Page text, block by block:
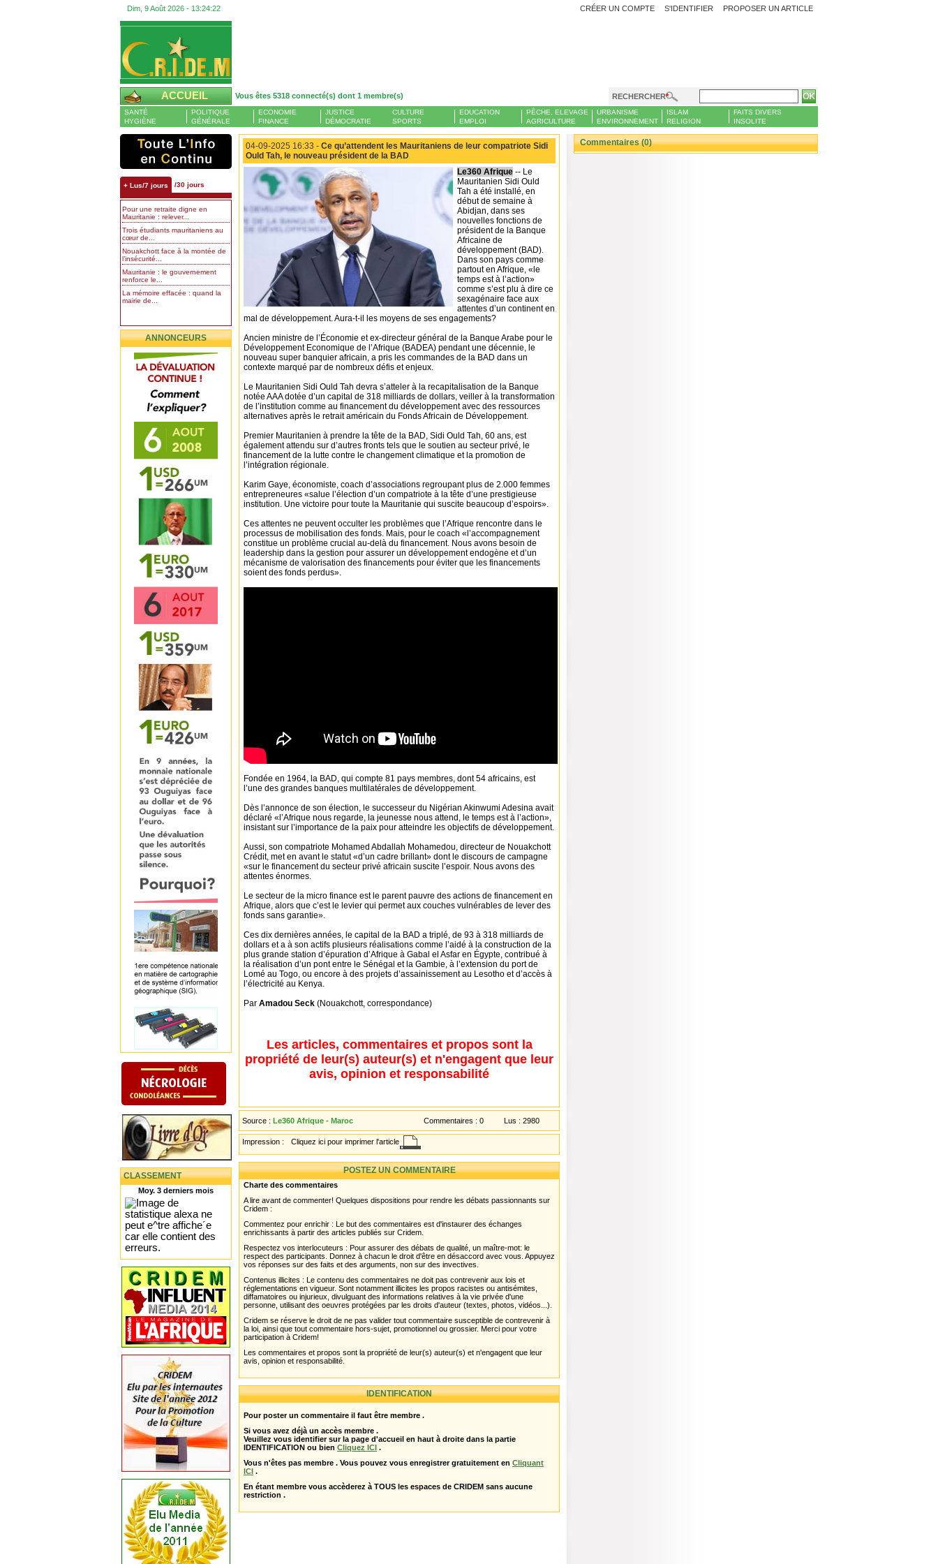
Dim, 9 Août 2026 - 13:24:23 PROPOSER UN ARTICLE
CRÉER UN COMPTE S'IDENTIFIER
ACCUEIL Vous êtes 5318 connecté(s) dont 1 membre(s) RECHERCHER
SANTÉ
HYGIÈNE
POLITIQUE
GÉNÉRALE
ECONOMIE
FINANCE
JUSTICE
DÉMOCRATIE
CULTURE
SPORTS
EDUCATION
EMPLOI
PÊCHE, ELEVAGE
AGRICULTURE
URBANISME
ENVIRONNEMENT
ISLAM
RELIGION
FAITS DIVERS
INSOLITE
+ Lus/7 jours /30 jours
Pour une retraite digne en
Mauritanie : relever...
Trois étudiants mauritaniens au
cœur de...
Nouakchott face à la montée de
l’insécurité...
Mauritanie : le gouvernement
renforce le...
La mémoire effacée : quand la
mairie de...
ANNONCEURS
CLASSEMENT
Moy. 3 derniers mois
04-09-2025 16:33 - Ce qu’attendent les Mauritaniens de leur compatriote Sidi
Ould Tah, le nouveau président de la BAD
Le360 Afrique -- Le
Mauritanien Sidi Ould
Tah a été installé, en
début de semaine à
Abidjan, dans ses
nouvelles fonctions de
président de la Banque
Africaine de
développement (BAD).
Dans son pays comme
partout en Afrique, «le
temps est à l’action»
comme s’est plu à dire ce
sexagénaire face aux
attentes d’un continent en
mal de développement. Aura-t-il les moyens de ses engagements?
Ancien ministre de l’Économie et ex-directeur général de la Banque Arabe pour le
Développement Economique de l’Afrique (BADEA) pendant une décennie, le
nouveau super banquier africain, a pris les commandes de la BAD dans un
contexte marqué par de nombreux défis et enjeux.
Le Mauritanien Sidi Ould Tah devra s’atteler à la recapitalisation de la Banque
notée AAA dotée d’un capital de 318 milliards de dollars, veiller à la transformation
de l’institution comme au financement du développement avec des ressources
alternatives après le retrait américain du Fonds Africain de Développement.
Premier Mauritanien à prendre la tête de la BAD, Sidi Ould Tah, 60 ans, est
également attendu sur d’autres fronts tels que le soutien au secteur privé, le
financement de la lutte contre le changement climatique et la promotion de
l’intégration régionale.
Karim Gaye, économiste, coach d’associations regroupant plus de 2.000 femmes
entrepreneures «salue l’élection d’un compatriote à la tête d’une prestigieuse
institution. Une victoire pour toute la Mauritanie qui suscite beaucoup d’espoirs».
Ces attentes ne peuvent occulter les problèmes que l’Afrique rencontre dans le
processus de mobilisation des fonds. Mais, pour le coach «l’accompagnement
constitue un problème crucial au-delà du financement. Nous avons besoin de
leadership dans la gestion pour assurer un développement endogène et d’un
mécanisme de valorisation des financements pour éviter que les financements
soient des fonds perdus».
Fondée en 1964, la BAD, qui compte 81 pays membres, dont 54 africains, est
l’une des grandes banques multilatérales de développement.
Dès l’annonce de son élection, le successeur du Nigérian Akinwumi Adesina avait
déclaré «l’Afrique nous regarde, la jeunesse nous attend, le temps est à l’action»,
insistant sur l’importance de la paix pour atteindre les objectifs de développement.
Aussi, son compatriote Mohamed Abdallah Mohamedou, directeur de Nouakchott
Crédit, met en avant le statut «d’un cadre brillant» dont le discours de campagne
«sur le financement du secteur privé africain suscite l’espoir. Nous avons des
attentes énormes.
Le secteur de la micro finance est le parent pauvre des actions de financement en
Afrique, alors que c’est le levier qui permet aux couches vulnérables de lever des
fonds sans garantie».
Ces dix dernières années, le capital de la BAD a triplé, de 93 à 318 milliards de
dollars et a à son actifs plusieurs réalisations comme l’aidé à la construction de la
plus grande station d’épuration d’Afrique à Gabal el Asfar en Égypte, contribué à
la réalisation d’un pont entre le Sénégal et la Gambie, à l’extension du port de
Lomé au Togo, ou encore à des projets d’assainissement au Lesotho et d’accès à
l’électricité au Kenya.
Par Amadou Seck (Nouakchott, correspondance)
Les articles, commentaires et propos sont la
propriété de leur(s) auteur(s) et n'engagent que leur
avis, opinion et responsabilité
Source : Le360 Afrique - Maroc Commentaires : 0 Lus : 2980
Impression : Cliquez ici pour imprimer l'article
POSTEZ UN COMMENTAIRE
Charte des commentaires
A lire avant de commenter! Quelques dispositions pour rendre les débats passionnants sur
Cridem :
Commentez pour enrichir : Le but des commentaires est d'instaurer des échanges
enrichissants à partir des articles publiés sur Cridem.
Respectez vos interlocuteurs : Pour assurer des débats de qualité, un maître-mot: le
respect des participants. Donnez à chacun le droit d'être en désaccord avec vous. Appuyez
vos réponses sur des faits et des arguments, non sur des invectives.
Contenus illicites : Le contenu des commentaires ne doit pas contrevenir aux lois et
réglementations en vigueur. Sont notamment illicites les propos racistes ou antisémites,
diffamatoires ou injurieux, divulguant des informations relatives à la vie privée d'une
personne, utilisant des oeuvres protégées par les droits d'auteur (textes, photos, vidéos...).
Cridem se réserve le droit de ne pas valider tout commentaire susceptible de contrevenir à
la loi, ainsi que tout commentaire hors-sujet, promotionnel ou grossier. Merci pour votre
participation à Cridem!
Les commentaires et propos sont la propriété de leur(s) auteur(s) et n'engagent que leur
avis, opinion et responsabilité.
IDENTIFICATION
Pour poster un commentaire il faut être membre .
Si vous avez déjà un accès membre .
Veuillez vous identifier sur la page d'accueil en haut à droite dans la partie
IDENTIFICATION ou bien Cliquez ICI .
Vous n'êtes pas membre . Vous pouvez vous enregistrer gratuitement en Cliquant
ICI .
En étant membre vous accèderez à TOUS les espaces de CRIDEM sans aucune
restriction .
Commentaires (0)